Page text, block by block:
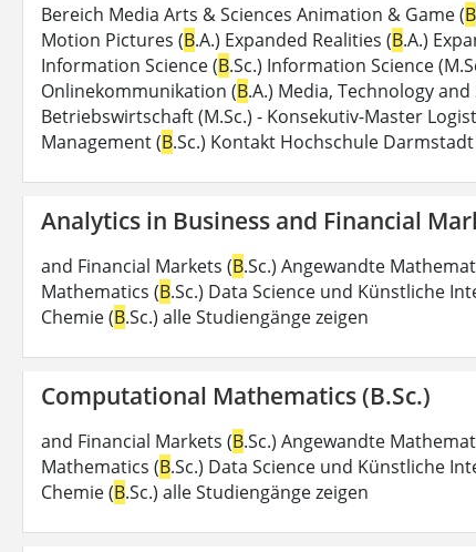
Bereich Media Arts & Sciences Animation & Game (B
Motion Pictures (B.A.) Expanded Realities (B.A.)
Information Science (B.Sc.) Information Science
Onlinekommunikation (B.A.) Media, Technology
Betriebswirtschaft (M.Sc.) - Konsekutiv-Master
Management (B.Sc.) Kontakt Hochschule Darmstadt
Analytics in Business and Financial
and Financial Markets (B.Sc.) Angewandte
Mathematics (B.Sc.) Data Science und Künstliche
Chemie (B.Sc.) alle Studiengänge zeigen
Computational Mathematics (B.Sc.)
and Financial Markets (B.Sc.) Angewandte
Mathematics (B.Sc.) Data Science und Künstliche
Chemie (B.Sc.) alle Studiengänge zeigen